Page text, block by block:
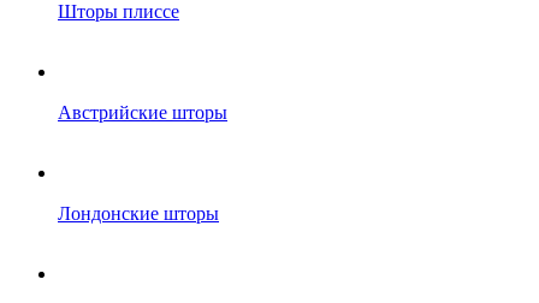
Шторы плиссе
Австрийские шторы
Лондонские шторы